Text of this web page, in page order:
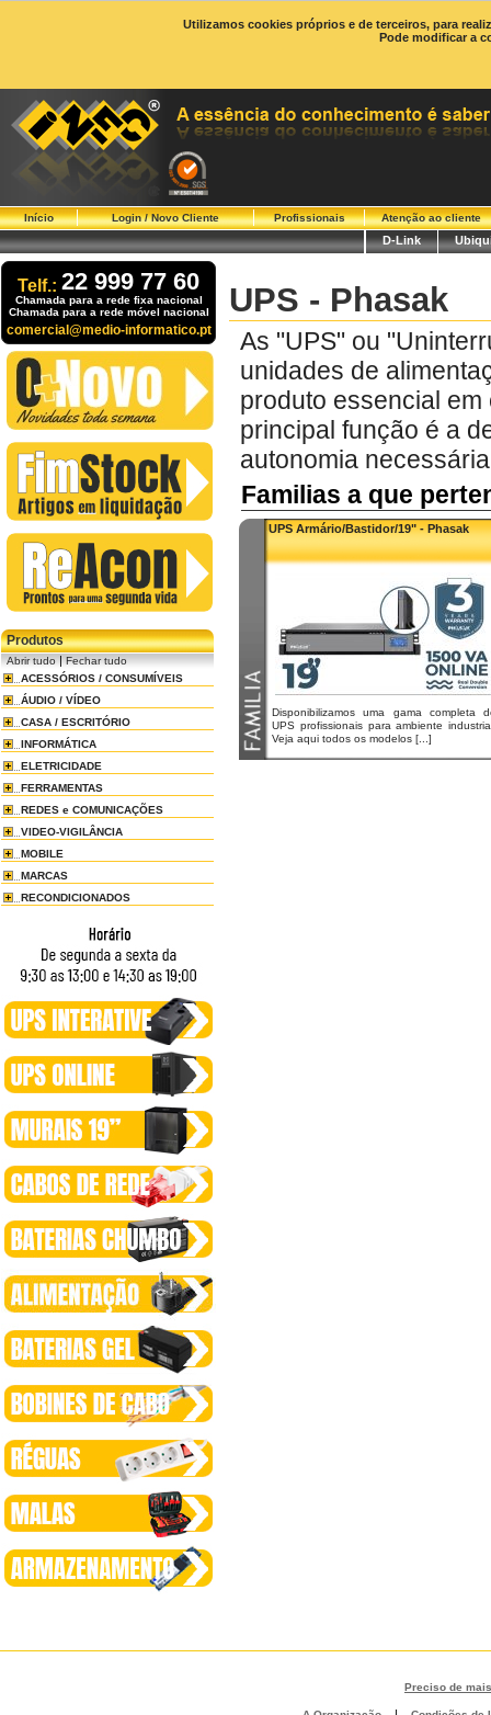
Utilizamos cookies próprios e de terceiros, para
Pode modificar a
Início Login / Novo Cliente Profissionais Atenção ao cliente
D-Link
Telf.: 22 999 77 60
Chamada para a rede fixa nacional
Chamada para a rede móvel nacional
comercial@medio-informatico.pt
Produtos
Abrir tudo|Fechar tudo
ACESSÓRIOS / CONSUMÍVEIS
ÁUDIO / VÍDEO
CASA / ESCRITÓRIO
INFORMÁTICA
ELETRICIDADE
FERRAMENTAS
REDES e COMUNICAÇÕES
VIDEO-VIGILÂNCIA
MOBILE
MARCAS
RECONDICIONADOS
UPS - Phasak
As "UPS" ou
unidades de
produto essencial
principal função é a
autonomia
Familias a que
UPS Armário/Bastidor/19" - Phasak
Disponibilizamos uma gama completa
UPS profissionais para ambiente
Veja aqui todos os modelos [...]
Preciso de